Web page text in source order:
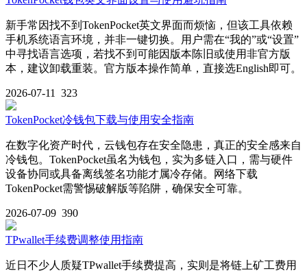
新手常因找不到TokenPocket英文界面而烦恼，但该工具依赖
手机系统语言环境，并非一键切换。用户需在“我的”或“设置”
中寻找语言选项，若找不到可能因版本陈旧或使用非官方版
本，建议卸载重装。官方版本操作简单，直接选English即可。
2026-07-11 323
TokenPocket冷钱包下载与使用安全指南
在数字化资产时代，云钱包存在安全隐患，真正的安全感来自
冷钱包。TokenPocket虽名为钱包，实为多链入口，需与硬件
设备协同或具备离线签名功能才属冷存储。网络下载
TokenPocket需警惕破解版等陷阱，确保安全可靠。
2026-07-09 390
TPwallet手续费调整使用指南
近日不少人质疑TPwallet手续费提高，实则是将链上矿工费用